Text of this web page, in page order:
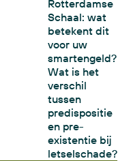
Rotterdamse
Schaal: wat
betekent dit
voor uw
smartengeld?
Wat is het
verschil
tussen
predispositie
en pre-
existentie bij
letselschade?